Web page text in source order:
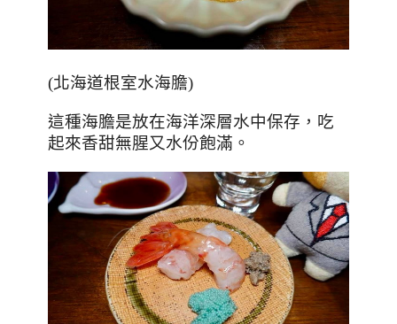
(北海道根室水海膽)
這種海膽是放在海洋深層水中保存，吃
起來香甜無腥又水份飽滿。